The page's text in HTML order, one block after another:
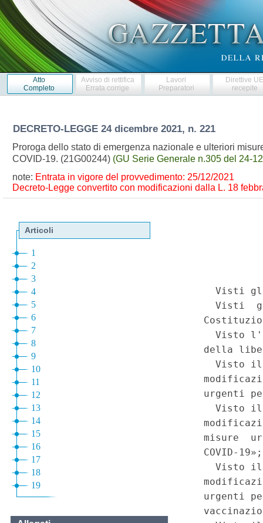
Atto
Completo
Avviso di rettifica
Errata corrige
Lavori
Preparatori
Direttive
recepite
DECRETO-LEGGE 24 dicembre 2021, n. 221
Proroga dello stato di emergenza nazionale e ulteriori
COVID-19. (21G00244) (GU Serie Generale n.305 del 24-
note: Entrata in vigore del provvedimento: 25/12/2021
Decreto-Legge convertito con modificazioni dalla L. 18